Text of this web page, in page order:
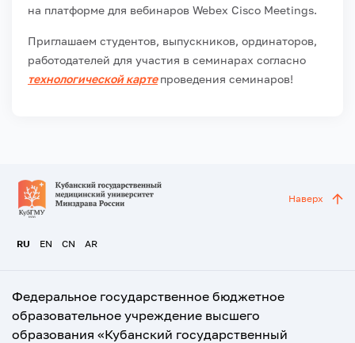
на платформе для вебинаров Webex Cisco Meetings.
Приглашаем студентов, выпускников, ординаторов,
работодателей для участия в семинарах согласно
технологической карте проведения семинаров!
RU EN CN AR
Наверх
Федеральное государственное бюджетное
образовательное учреждение высшего
образования «Кубанский государственный